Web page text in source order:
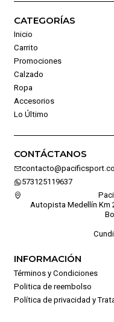
CATEGORÍAS
Inicio
Carrito
Promociones
Calzado
Ropa
Accesorios
Lo Último
CONTÁCTANOS
573125119637
Autopista Medellín Km
INFORMACIÓN
Términos y Condiciones
Politica de reembolso
Política de privacidad y